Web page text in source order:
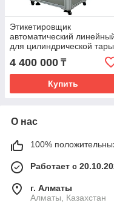
Этикетировщик
автоматический
для цилиндрической тары
4 400 000 ₸
Купить
О нас
100%
Работает с
г. Алматы
Алматы, Казахстан